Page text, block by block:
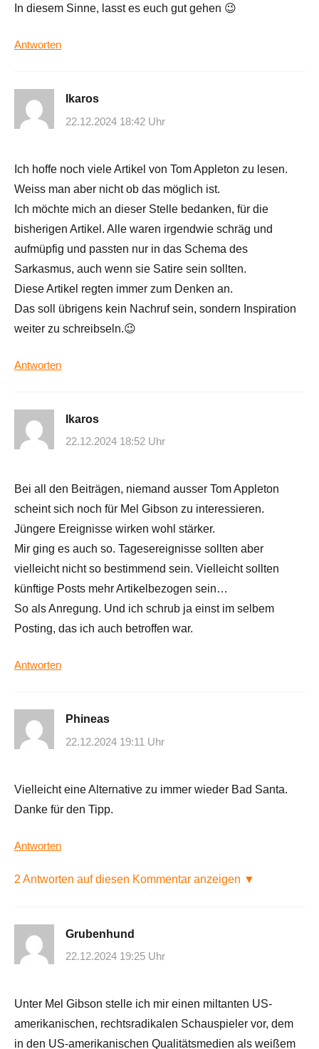
In diesem Sinne, lasst es euch gut gehen 😉
Antworten
Ikaros
22.12.2024 18:42 Uhr
Ich hoffe noch viele Artikel von Tom Appleton zu lesen.
Weiss man aber nicht ob das möglich ist.
Ich möchte mich an dieser Stelle bedanken, für die
bisherigen Artikel. Alle waren irgendwie schräg und
aufmüpfig und passten nur in das Schema des
Sarkasmus, auch wenn sie Satire sein sollten.
Diese Artikel regten immer zum Denken an.
Das soll übrigens kein Nachruf sein, sondern Inspiration
weiter zu schreibseln.😉
Antworten
Ikaros
22.12.2024 18:52 Uhr
Bei all den Beiträgen, niemand ausser Tom Appleton
scheint sich noch für Mel Gibson zu interessieren.
Jüngere Ereignisse wirken wohl stärker.
Mir ging es auch so. Tagesereignisse sollten aber
vielleicht nicht so bestimmend sein. Vielleicht sollten
künftige Posts mehr Artikelbezogen sein…
So als Anregung. Und ich schrub ja einst im selbem
Posting, das ich auch betroffen war.
Antworten
Phineas
22.12.2024 19:11 Uhr
Vielleicht eine Alternative zu immer wieder Bad Santa.
Danke für den Tipp.
Antworten
2 Antworten auf diesen Kommentar anzeigen ▼
Grubenhund
22.12.2024 19:25 Uhr
Unter Mel Gibson stelle ich mir einen miltanten US-
amerikanischen, rechtsradikalen Schauspieler vor, dem
in den US-amerikanischen Qualitätsmedien als weißem